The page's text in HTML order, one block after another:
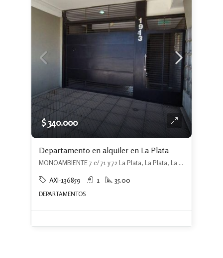
$ 340.000
Departamento en alquiler en La Plata
MONOAMBIENTE 7 e/ 71 y 72 La Plata, La Plata, La Plata
AXI-136859 1 35.00
DEPARTAMENTOS